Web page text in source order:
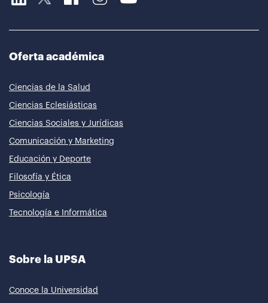
Oferta académica
Ciencias de la Salud
Ciencias Eclesiásticas
Ciencias Sociales y Jurídicas
Comunicación y Marketing
Educación y Deporte
Filosofía y Ética
Psicología
Tecnología e Informática
Sobre la UPSA
Conoce la Universidad